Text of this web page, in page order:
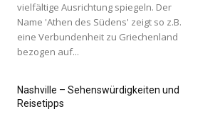
vielfältige Ausrichtung spiegeln. Der
Name 'Athen des Südens' zeigt so z.B.
eine Verbundenheit zu Griechenland
bezogen auf...
Nashville – Sehenswürdigkeiten und
Reisetipps